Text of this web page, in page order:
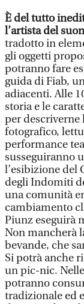
È del tutto
l’artista del
tradotto in
gli oggetti
potranno fare
guida di Fiab,
adiacenti. Alle
storia e le
per descriverne
fotografico,
performance
susseguiranno
l’esibizione del
degli Indomiti
una comunità
cambiamento
Piunz eseguirà
Non mancherà
bevande, che
Si potrà anche
un pic-nic.
potranno
tradizionale ed